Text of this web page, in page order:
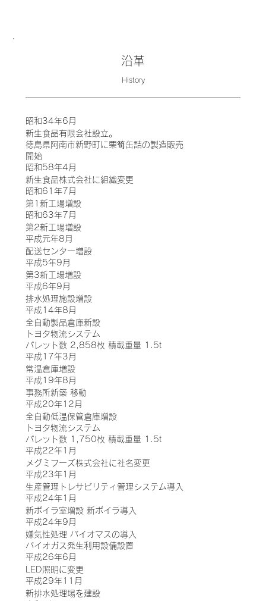
沿革
History
新生食品有限会社設立。
徳島県阿南市新野町に栗筍缶詰の製造販売
開始
昭和34年6月
新生食品株式会社に組織変更
昭和58年4月
第1新工場増設
昭和61年7月
第2新工場増設
昭和63年7月
配送センター増設
平成元年8月
第3新工場増設
平成5年9月
排水処理施設増設
平成6年9月
全自動製品倉庫新設
トヨタ物流システム
パレット数 2,858枚 積載重量 1.5t
平成14年8月
常温倉庫増設
平成17年3月
事務所新築 移動
平成19年8月
全自動低温保管倉庫増設
トヨタ物流システム
パレット数 1,750枚 積載重量 1.5t
平成20年12月
メグミフーズ株式会社に社名変更
平成22年1月
生産管理トレサビリティ管理システム導入
平成23年1月
新ボイラ室増設 新ボイラ導入
平成24年1月
嫌気性処理 バイオマスの導入
バイオガス発生利用設備設置
平成24年9月
LED照明に変更
平成26年6月
新排水処理場を建設
平成29年11月